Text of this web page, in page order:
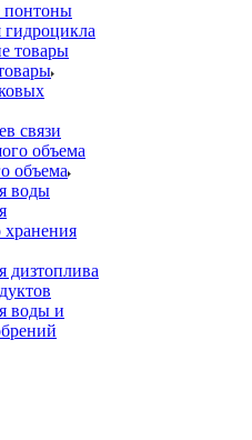
связи
объема
воды
хранения
дизтоплива
воды и